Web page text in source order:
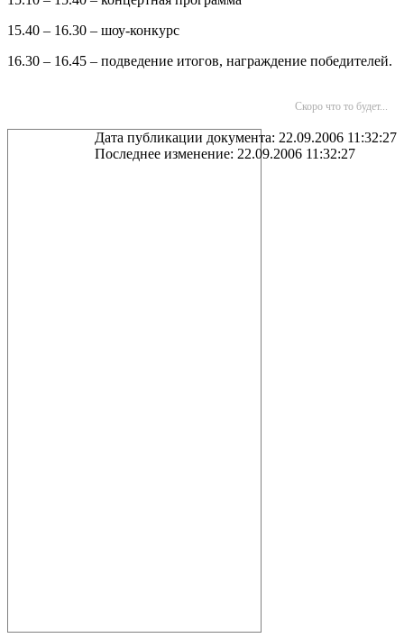
15.40 – 16.30 – шоу-конкурс
16.30 – 16.45 – подведение итогов, награждение победителей.
Скоро что то будет...
Дата публикации документа: 22.09.2006 11:32:27
Последнее изменение: 22.09.2006 11:32:27